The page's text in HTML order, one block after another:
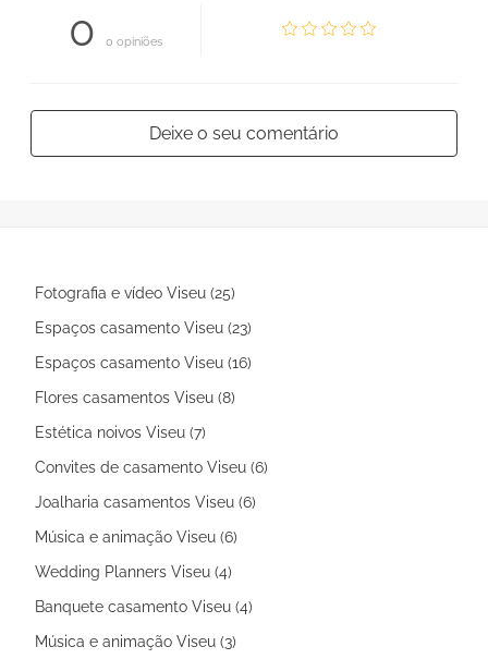
0 0 opiniões
Deixe o seu comentário
Fotografia e vídeo Viseu (25)
Espaços casamento Viseu (23)
Espaços casamento Viseu (16)
Flores casamentos Viseu (8)
Estética noivos Viseu (7)
Convites de casamento Viseu (6)
Joalharia casamentos Viseu (6)
Música e animação Viseu (6)
Wedding Planners Viseu (4)
Banquete casamento Viseu (4)
Música e animação Viseu (3)